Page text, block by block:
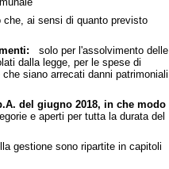
ai sensi di quanto previsto
solo per l'assolvimento delle
dalla legge, per le spese di
siano arrecati danni patrimoniali
del giugno 2018, in che modo
e aperti per tutta la durata del
gestione sono ripartite in capitoli